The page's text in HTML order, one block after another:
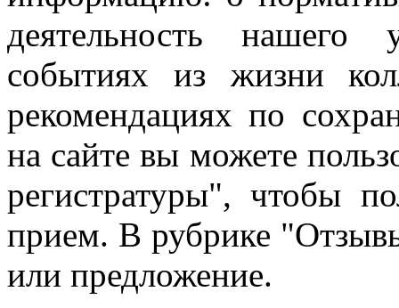
деятельность
событиях из жизни
рекомендациях по
на сайте вы можете
регистратуры", чтобы
прием. В рубрике
или предложение.